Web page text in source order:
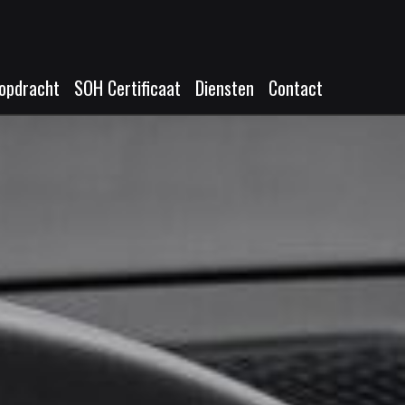
SOH Certificaat Diensten Contact